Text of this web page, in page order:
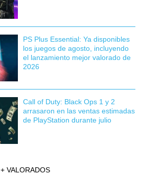
PS Plus Essential: Ya disponibles
los juegos de agosto, incluyendo
el lanzamiento mejor valorado de
2026
Call of Duty: Black Ops 1 y 2
arrasaron en las ventas estimadas
de PlayStation durante julio
+ VALORADOS